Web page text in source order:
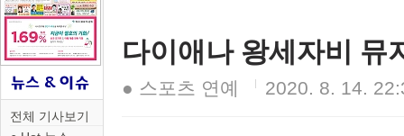
전체 기사보기
다이애나 왕세자비 뮤
● 스포츠 연예 2020. 8. 14.